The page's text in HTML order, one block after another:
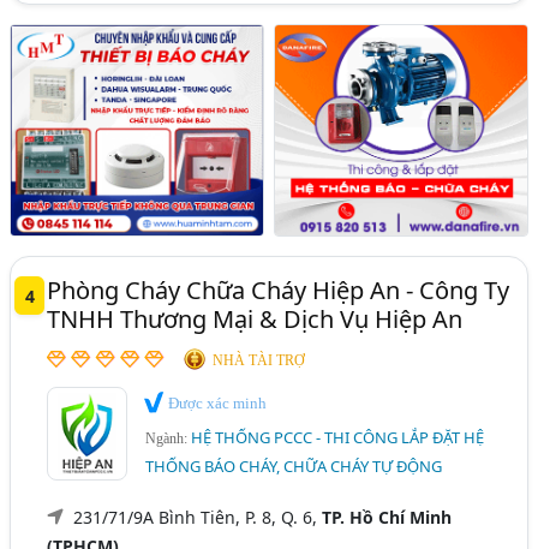
4
Phòng Cháy Chữa Cháy Hiệp An - Công Ty
TNHH Thương Mại & Dịch Vụ Hiệp An
NHÀ TÀI TRỢ
Được xác minh
Ngành: HỆ THỐNG PCCC - THI CÔNG LẮP ĐẶT HỆ
THỐNG BÁO CHÁY, CHỮA CHÁY TỰ ĐỘNG
231/71/9A Bình Tiên, P. 8, Q. 6,TP. Hồ Chí Minh